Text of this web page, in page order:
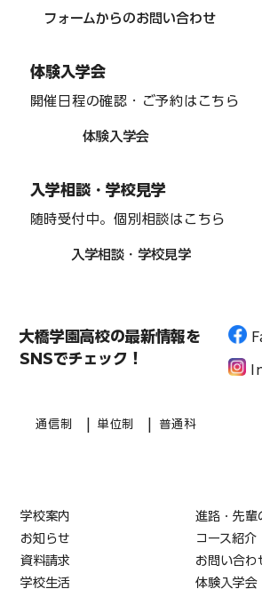
フォームからのお問い合わせ
体験入学会
開催日程の確認・ご予約はこちら
体験入学会
入学相談・学校見学
随時受付中。個別相談はこちら
入学相談・学校見学
大橋学園高校の最新情報を
SNSでチェック！
通信制 単位制 普通科
学校案内
進路・先輩
お知らせ
コース紹介
資料請求
お問い合わ
学校生活
体験入学会